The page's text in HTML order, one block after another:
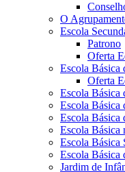
O
Escola
Patrono
Oferta
Escola Básica
Oferta
Escola Básica
Escola Básica
Escola
Escola Básica
Escola Básica
Escola Básica
Jardim de